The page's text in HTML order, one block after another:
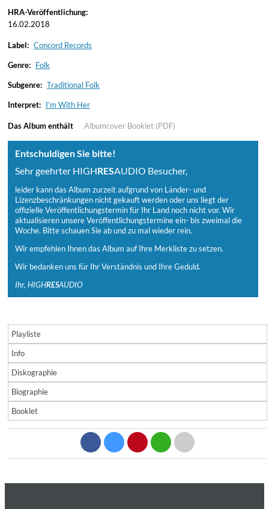
HRA-Veröffentlichung:
16.02.2018
Label: Concord Records
Genre: Folk
Subgenre: Traditional Folk
Interpret: I’m With Her
Das Album enthält Albumcover Booklet (PDF)
Entschuldigen Sie bitte!
Sehr geehrter HIGHRESAUDIO Besucher,
leider kann das Album zurzeit aufgrund von Länder- und
Lizenzbeschränkungen nicht gekauft werden oder uns liegt der
offizielle Veröffentlichungstermin für Ihr Land noch nicht vor. Wir
aktualisieren unsere Veröffentlichungstermine ein- bis zweimal die
Woche. Bitte schauen Sie ab und zu mal wieder rein.
Wir empfehlen Ihnen das Album auf Ihre Merkliste zu setzen.
Wir bedanken uns für Ihr Verständnis und Ihre Geduld.
Ihr, HIGHRESAUDIO
Playliste
Info
Diskographie
Biographie
Booklet